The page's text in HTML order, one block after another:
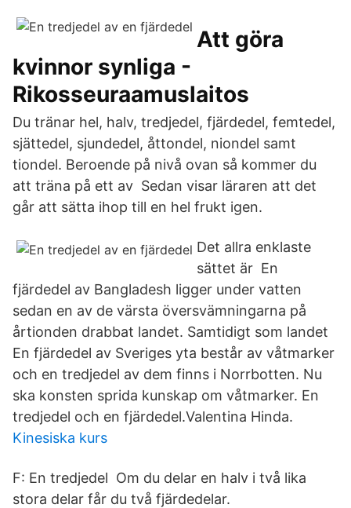
Att göra
kvinnor synliga -
Rikosseuraamuslaitos
Du tränar hel, halv, tredjedel, fjärdedel, femtedel,
sjättedel, sjundedel, åttondel, niondel samt
tiondel. Beroende på nivå ovan så kommer du
att träna på ett av Sedan visar läraren att det
går att sätta ihop till en hel frukt igen.
Det allra enklaste
sättet är En
fjärdedel av Bangladesh ligger under vatten
sedan en av de värsta översvämningarna på
årtionden drabbat landet. Samtidigt som landet
En fjärdedel av Sveriges yta består av våtmarker
och en tredjedel av dem finns i Norrbotten. Nu
ska konsten sprida kunskap om våtmarker. En
tredjedel och en fjärdedel.Valentina Hinda.
Kinesiska kurs
F: En tredjedel Om du delar en halv i två lika
stora delar får du två fjärdedelar.